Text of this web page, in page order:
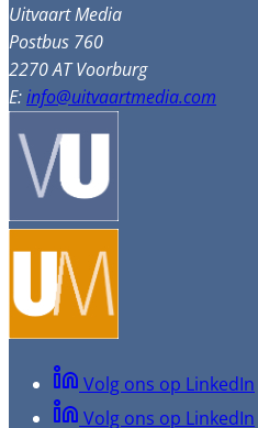
Uitvaart Media
Postbus 760
2270 AT Voorburg
E:info@uitvaartmedia.com
Volg ons op LinkedIn
Volg ons op LinkedIn